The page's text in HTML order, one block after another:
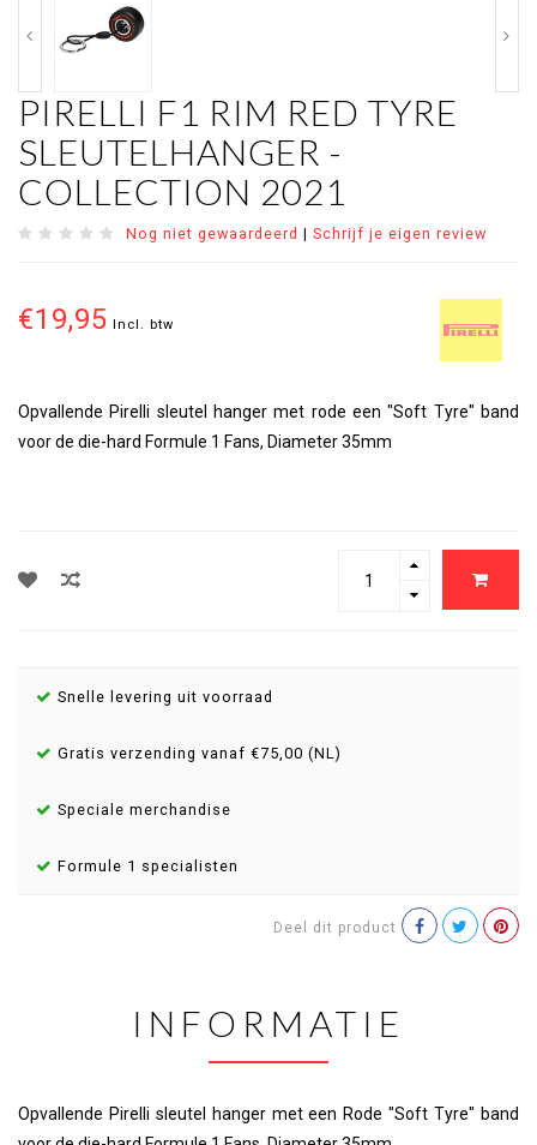
PIRELLI F1 RIM RED TYRE
SLEUTELHANGER -
COLLECTION 2021
Nog niet gewaardeerd | Schrijf je eigen review
€19,95 Incl. btw
Opvallende Pirelli sleutel hanger met rode een "Soft Tyre" band
voor de die-hard Formule 1 Fans, Diameter 35mm
Snelle levering uit voorraad
Gratis verzending vanaf €75,00 (NL)
Speciale merchandise
Formule 1 specialisten
Deel dit product
INFORMATIE
Opvallende Pirelli sleutel hanger met een Rode "Soft Tyre" band